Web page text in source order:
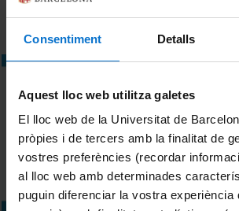
Consentiment Detalls
Aquest lloc web utilitza galetes
El lloc web de la Universitat de
pròpies i de tercers amb la finalitat de
vostres preferències (recordar
al lloc web amb determinades
puguin diferenciar la vostra experiència